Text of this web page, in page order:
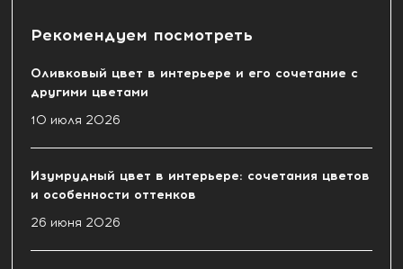
Рекомендуем посмотреть
Оливковый цвет в интерьере и его сочетание с
другими цветами
10 июля 2026
Изумрудный цвет в интерьере: сочетания цветов
и особенности оттенков
26 июня 2026